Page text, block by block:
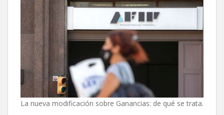
La nueva modificación sobre Ganancias: de qué se trata.